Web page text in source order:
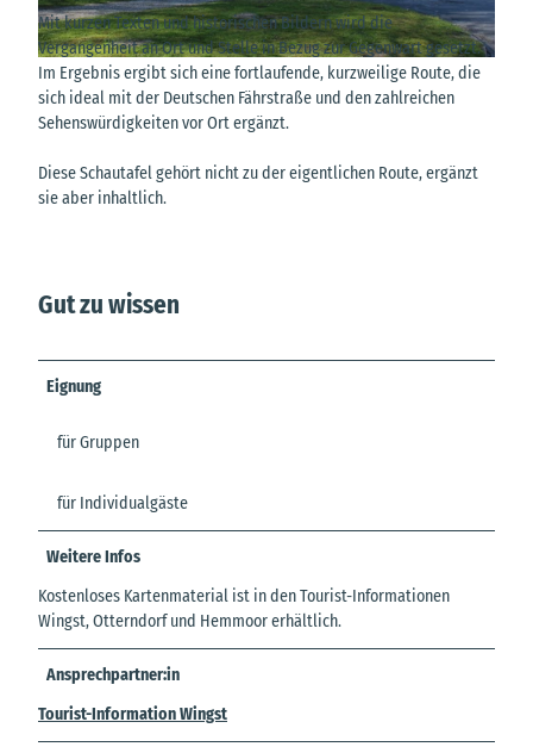
© A.Bruening | CC-BY
Mit kurzen Texten und historischen Bildern wird die
Vergangenheit an Ort und Stelle in Bezug zur Gegenwart gesetzt.
Im Ergebnis ergibt sich eine fortlaufende, kurzweilige Route, die
sich ideal mit der Deutschen Fährstraße und den zahlreichen
Sehenswürdigkeiten vor Ort ergänzt.
Diese Schautafel gehört nicht zu der eigentlichen Route, ergänzt
sie aber inhaltlich.
Gut zu wissen
Eignung
für Gruppen
für Individualgäste
Weitere Infos
Kostenloses Kartenmaterial ist in den Tourist-Informationen
Wingst, Otterndorf und Hemmoor erhältlich.
Ansprechpartner:in
Tourist-Information Wingst